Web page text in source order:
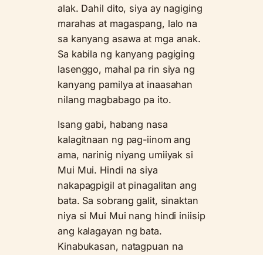
alak. Dahil dito, siya ay nagiging
marahas at magaspang, lalo na
sa kanyang asawa at mga anak.
Sa kabila ng kanyang pagiging
lasenggo, mahal pa rin siya ng
kanyang pamilya at inaasahan
nilang magbabago pa ito.
Isang gabi, habang nasa
kalagitnaan ng pag-iinom ang
ama, narinig niyang umiiyak si
Mui Mui. Hindi na siya
nakapagpigil at pinagalitan ang
bata. Sa sobrang galit, sinaktan
niya si Mui Mui nang hindi iniisip
ang kalagayan ng bata.
Kinabukasan, natagpuan na